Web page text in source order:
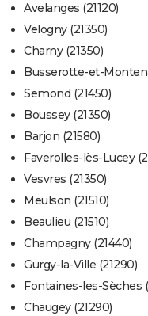
Avelanges (21120)
Velogny (21350)
Charny (21350)
Busserotte-et-
Semond (21450)
Boussey (21350)
Barjon (21580)
Faverolles-lès-Lucey
Vesvres (21350)
Meulson (21510)
Beaulieu (21510)
Champagny (21440)
Gurgy-la-Ville (21290)
Fontaines-les-Sèches
Chaugey (21290)